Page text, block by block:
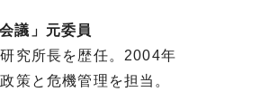
議」元委員
究所長を歴任。2004年
策と危機管理を担当。